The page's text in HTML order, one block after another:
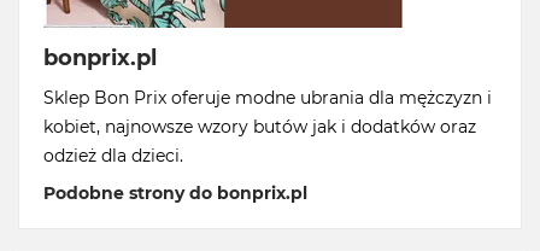
bonprix.pl
Sklep Bon Prix oferuje modne ubrania dla mężczyzn i
kobiet, najnowsze wzory butów jak i dodatków oraz
odzież dla dzieci.
Podobne strony do bonprix.pl